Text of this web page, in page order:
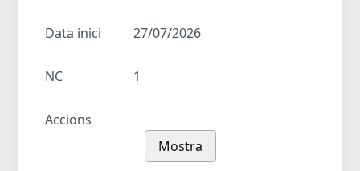
Data inici 27/07/2026
NC 1
Accions
Mostra